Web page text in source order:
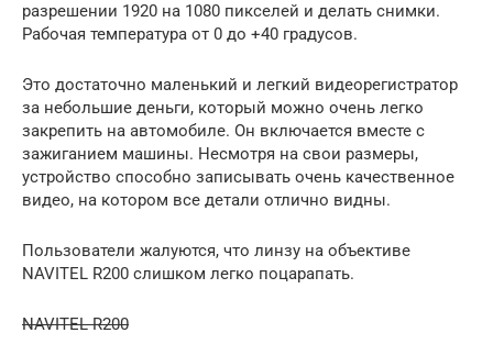
разрешении 1920 на 1080 пикселей и делать снимки.
Рабочая температура от 0 до +40 градусов.
Это достаточно маленький и легкий видеорегистратор
за небольшие деньги, который можно очень легко
закрепить на автомобиле. Он включается вместе с
зажиганием машины. Несмотря на свои размеры,
устройство способно записывать очень качественное
видео, на котором все детали отлично видны.
Пользователи жалуются, что линзу на объективе
NAVITEL R200 слишком легко поцарапать.
NAVITEL R200